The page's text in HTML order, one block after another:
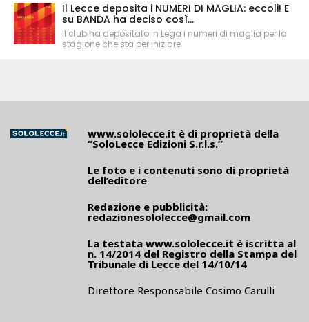
Il Lecce deposita i NUMERI DI MAGLIA: eccoli! E
su BANDA ha deciso così...
Il club ha depositato in Lega i numeri di maglia per la
stagione che sta per iniziare
www.sololecce.it è di proprietà della
“SoloLecce Edizioni S.r.l.s.”
Le foto e i contenuti sono di proprietà
dell’editore
Redazione e pubblicità:
redazionesololecce@gmail.com
La testata www.sololecce.it è iscritta al
n. 14/2014 del Registro della Stampa del
Tribunale di Lecce del 14/10/14
Direttore Responsabile Cosimo Carulli